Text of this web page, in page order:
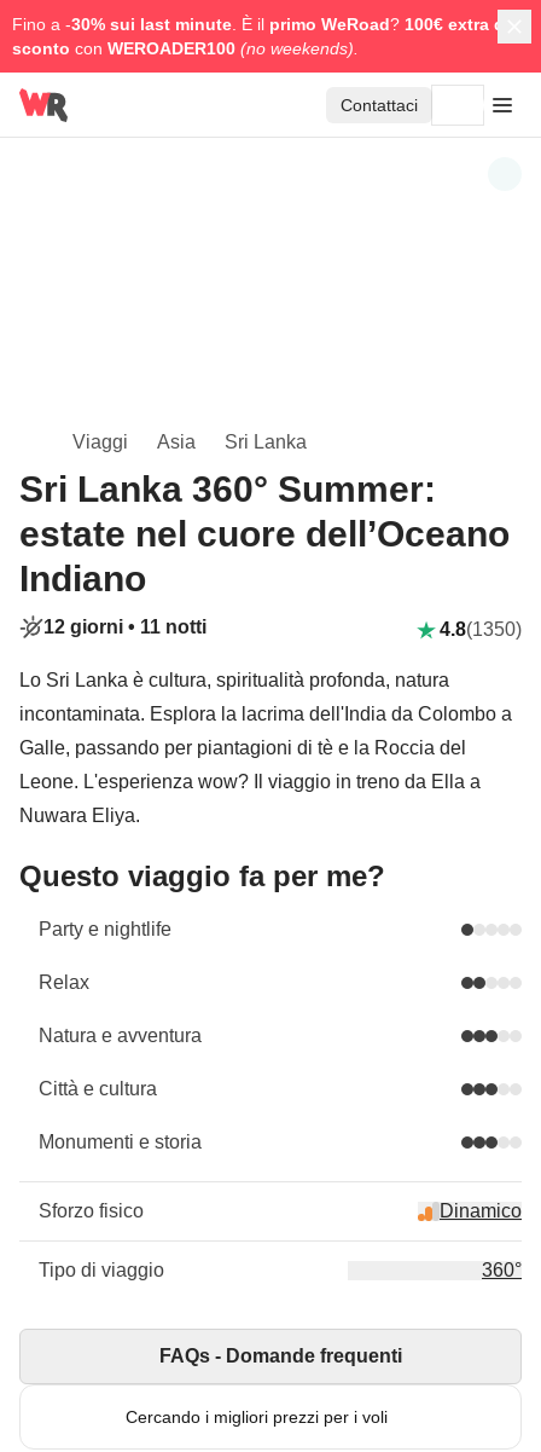
Fino a -30% sui last minute . È il primo WeRoad? 100€ extra di
sconto con WEROADER100 (no weekends).
Contattaci
Viaggi Asia Sri Lanka
Sri Lanka 360° Summer:
estate nel cuore dell’Oceano
Indiano
12 giorni • 11 notti 4.8(1350)
Lo Sri Lanka è cultura, spiritualità profonda, natura
incontaminata. Esplora la lacrima dell'India da Colombo a
Galle, passando per piantagioni di tè e la Roccia del
Leone. L'esperienza wow? Il viaggio in treno da Ella a
Nuwara Eliya.
Questo viaggio fa per me?
Party e nightlife
Relax
Natura e avventura
Città e cultura
Monumenti e storia
Sforzo fisico Dinamico
Tipo di viaggio 360°
Cercando i migliori prezzi per i voli
FAQs - Domande frequenti